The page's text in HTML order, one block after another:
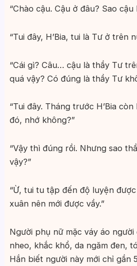
“Chào cậu. Cậu ở đâu? Sao
“Tui đây, H’Bia, tui là Tư ở trên
“Cái gì? Câu… cậu là thầy Tư
quá vậy? Có đúng là thầy Tư
“Tui đây. Tháng trước H’Bia
đó, nhớ không?”
“Vậy thì đúng rồi. Nhưng sao
vậy?”
“Ừ, tui tu tập đến độ luyện
xuân nên mới được vầy.”
Người phụ nữ mặc váy áo
nheo, khắc khổ, da ngăm đen,
Hắn biết người này mới chỉ gần